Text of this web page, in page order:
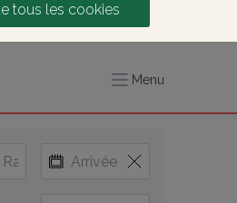
tous les cookies
Menu